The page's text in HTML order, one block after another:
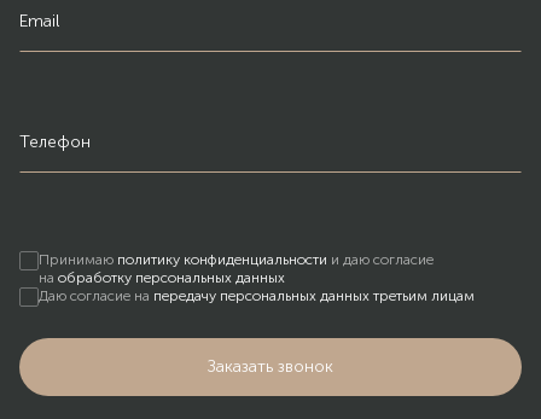
Email
Телефон
Принимаю политику конфиденциальности и даю согласие
на обработку персональных данных
Даю согласие на передачу персональных данных третьим лицам
Заказать звонок